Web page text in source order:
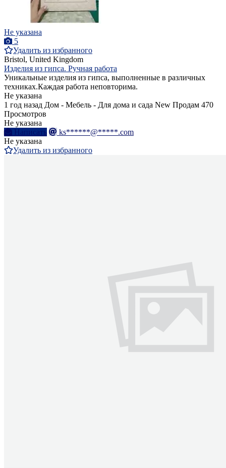
Не указана
5
Удалить из избранного
Bristol, United Kingdom
Изделия из гипса. Ручная работа
Уникальные изделия из гипса, выполненные в различных
техниках.Каждая работа неповторима.
Не указана
1 год назад Дом - Мебель - Для дома и сада New Продам 470
Просмотров
Не указана
Написать
ks******@*****.com
Не указана
Удалить из избранного